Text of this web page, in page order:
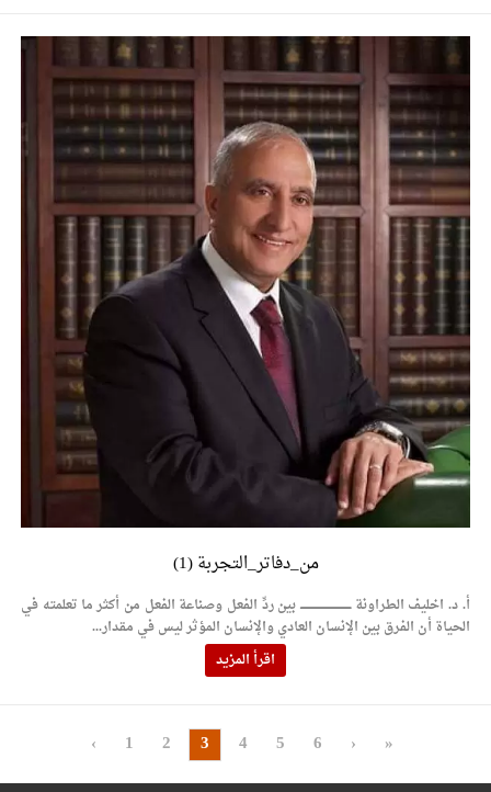
من_دفاتر_التجربة (1)
أ. د. اخليف الطراونة ــــــــــــــــــــــــــــــــــــــــــــــ بين ردِّ الفعل وصناعة الفعل من أكثر ما تعلمته في
الحياة أن الفرق بين الإنسان العادي والإنسان المؤثر ليس في مقدار...
اقرأ المزيد
‹ 1 2 3 4 5 6 › »